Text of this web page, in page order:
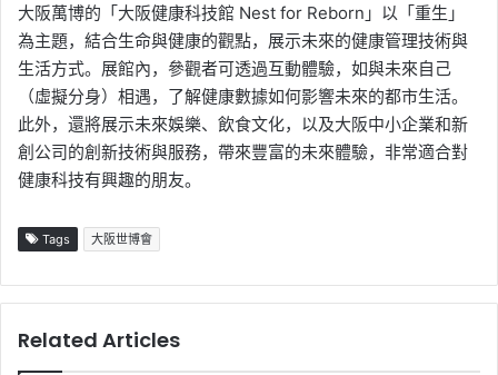
大阪萬博的「大阪健康科技館 Nest for Reborn」以「重生」
為主題，結合生命與健康的觀點，展示未來的健康管理技術與
生活方式。展館內，參觀者可透過互動體驗，如與未來自己
（虛擬分身）相遇，了解健康數據如何影響未來的都市生活。
此外，還將展示未來娛樂、飲食文化，以及大阪中小企業和新
創公司的創新技術與服務，帶來豐富的未來體驗，非常適合對
健康科技有興趣的朋友。
Tags 大阪世博會
Related Articles